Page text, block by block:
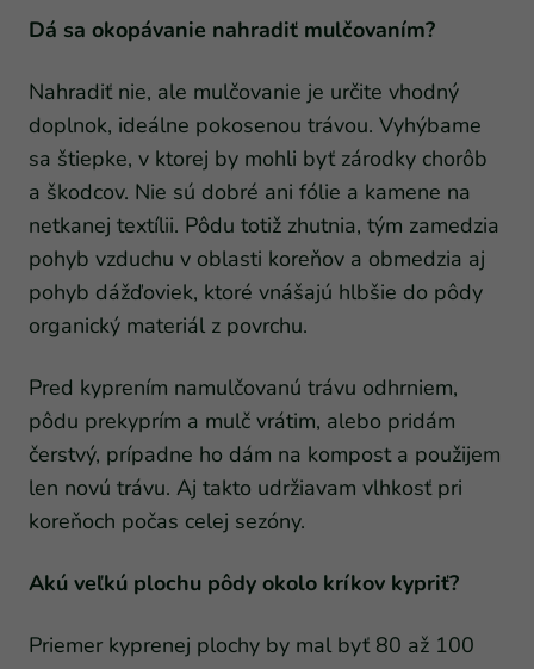
Dá sa okopávanie nahradiť mulčovaním?
Nahradiť nie, ale mulčovanie je určite vhodný
doplnok, ideálne pokosenou trávou. Vyhýbame
sa štiepke, v ktorej by mohli byť zárodky chorôb
a škodcov. Nie sú dobré ani fólie a kamene na
netkanej textílii. Pôdu totiž zhutnia, tým zamedzia
pohyb vzduchu v oblasti koreňov a obmedzia aj
pohyb dážďoviek, ktoré vnášajú hlbšie do pôdy
organický materiál z povrchu.
Pred kyprením namulčovanú trávu odhrniem,
pôdu prekyprím a mulč vrátim, alebo pridám
čerstvý, prípadne ho dám na kompost a použijem
len novú trávu. Aj takto udržiavam vlhkosť pri
koreňoch počas celej sezóny.
Akú veľkú plochu pôdy okolo kríkov kypriť?
Priemer kyprenej plochy by mal byť 80 až 100